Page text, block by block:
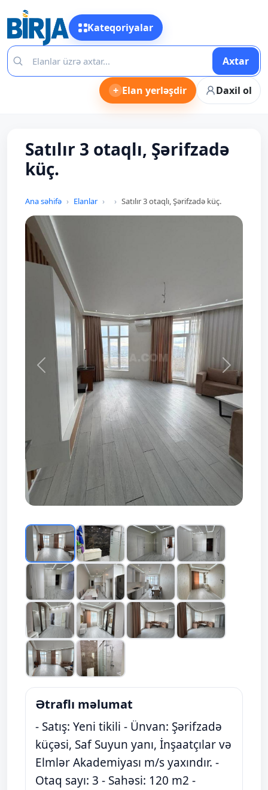
Kateqoriyalar
Axtar
+ Elan yerləşdir Daxil ol
Satılır 3 otaqlı, Şərifzadə
küç.
Ana səhifə Elanlar Satılır 3 otaqlı, Şərifzadə küç.
Prev Next
Ətraflı məlumat
- Satış: Yeni tikili - Ünvan: Şərifzadə
küçəsi, Saf Suyun yanı, İnşaatçılar və
Elmlər Akademiyası m/s yaxındır. -
Otaq sayı: 3 - Sahəsi: 120 m2 -